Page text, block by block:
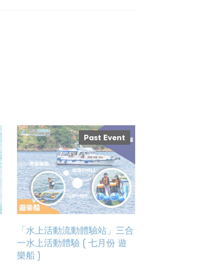
Past Event
「水上活動流動體驗站」三合
一水上活動體驗 ( 七月份 遊
樂船 )